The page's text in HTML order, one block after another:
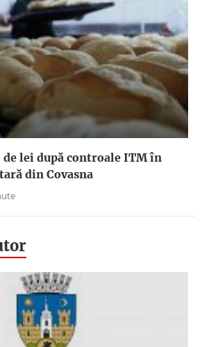
lei după controale ITM în
din Covasna